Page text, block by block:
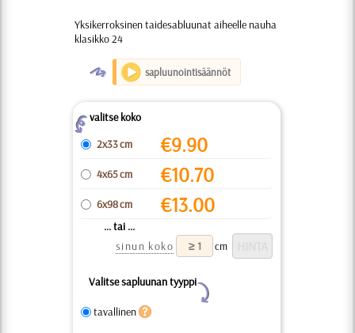
Yksikerroksinen taidesabluunat aiheelle nauha
klasikko 24
O sapluunointisäännöt
Zvalitse koko
2x33 cm
€9.90
4x65 cm €10.70
6x98 cm €13.00
... tai ...
sinun koko
cm
Valitse sapluunan tyyppi
Y
tavallinen